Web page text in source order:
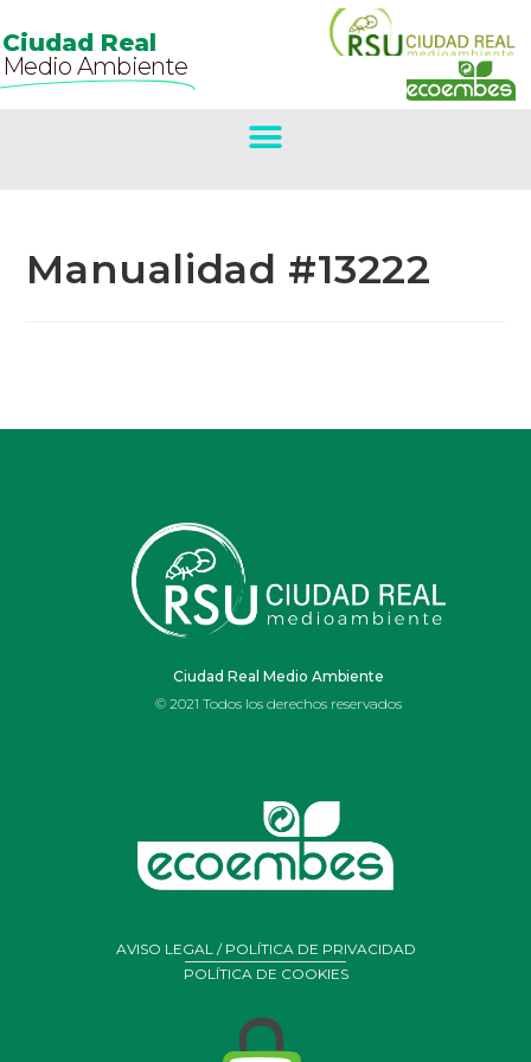
Ciudad Real
Medio Ambiente
Manualidad #13222
Ciudad Real Medio Ambiente
© 2021 Todos los derechos reservados
AVISO LEGAL / POLÍTICA DE PRIVACIDAD
POLÍTICA DE COOKIES
Primer Premio
Belenes.
IES OJOS DEL
GUADIANA
Portal de Belén realizado por alumnos y profesores de
del Ies Ojos del Guadiana de Daimiel con residuos y